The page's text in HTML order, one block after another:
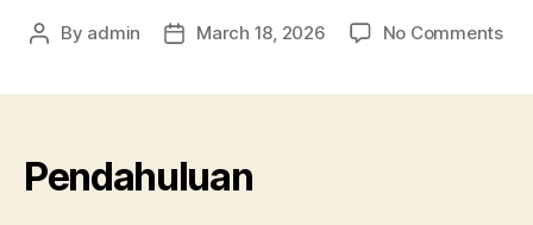
Post
By admin
PostMarch 18, 2026 No Commentson
Pendahuluan